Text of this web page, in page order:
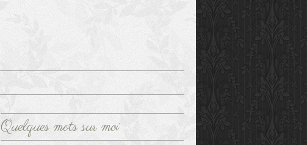
Quelques mots sur moi